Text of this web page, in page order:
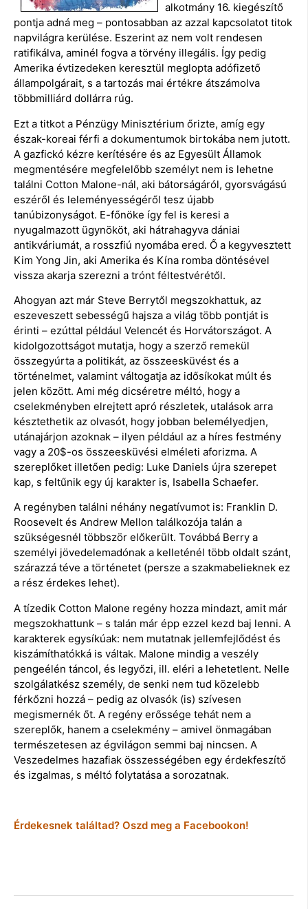
alkotmány 16. kiegészítő
pontja adná meg – pontosabban az azzal kapcsolatot titok
napvilágra kerülése. Eszerint az nem volt rendesen
ratifikálva, aminél fogva a törvény illegális. Így pedig
Amerika évtizedeken keresztül meglopta adófizető
állampolgárait, s a tartozás mai értékre átszámolva
többmilliárd dollárra rúg.
Ezt a titkot a Pénzügy Minisztérium őrizte, amíg egy
észak-koreai férfi a dokumentumok birtokába nem jutott.
A gazfickó kézre kerítésére és az Egyesült Államok
megmentésére megfelelőbb személyt nem is lehetne
találni Cotton Malone-nál, aki bátorságáról, gyorsvágású
eszéről és leleményességéről tesz újabb
tanúbizonyságot. E-főnöke így fel is keresi a
nyugalmazott ügynököt, aki hátrahagyva dániai
antikváriumát, a rosszfiú nyomába ered. Ő a kegyvesztett
Kim Yong Jin, aki Amerika és Kína romba döntésével
vissza akarja szerezni a trónt féltestvérétől.
Ahogyan azt már Steve Berrytől megszokhattuk, az
eszeveszett sebességű hajsza a világ több pontját is
érinti – ezúttal például Velencét és Horvátországot. A
kidolgozottságot mutatja, hogy a szerző remekül
összegyúrta a politikát, az összeesküvést és a
történelmet, valamint váltogatja az idősíkokat múlt és
jelen között. Ami még dicséretre méltó, hogy a
cselekményben elrejtett apró részletek, utalások arra
késztethetik az olvasót, hogy jobban belemélyedjen,
utánajárjon azoknak – ilyen például az a híres festmény
vagy a 20$-os összeesküvési elméleti aforizma. A
szereplőket illetően pedig: Luke Daniels újra szerepet
kap, s feltűnik egy új karakter is, Isabella Schaefer.
A regényben találni néhány negatívumot is: Franklin D.
Roosevelt és Andrew Mellon találkozója talán a
szükségesnél többször előkerült. Továbbá Berry a
személyi jövedelemadónak a kelleténél több oldalt szánt,
szárazzá téve a történetet (persze a szakmabelieknek ez
a rész érdekes lehet).
A tízedik Cotton Malone regény hozza mindazt, amit már
megszokhattunk – s talán már épp ezzel kezd baj lenni. A
karakterek egysíkúak: nem mutatnak jellemfejlődést és
kiszámíthatókká is váltak. Malone mindig a veszély
pengeélén táncol, és legyőzi, ill. eléri a lehetetlent. Nelle
szolgálatkész személy, de senki nem tud közelebb
férkőzni hozzá – pedig az olvasók (is) szívesen
megismernék őt. A regény erőssége tehát nem a
szereplők, hanem a cselekmény – amivel önmagában
természetesen az égvilágon semmi baj nincsen. A
Veszedelmes hazafiak összességében egy érdekfeszítő
és izgalmas, s méltó folytatása a sorozatnak.
Érdekesnek találtad? Oszd meg a Facebookon!